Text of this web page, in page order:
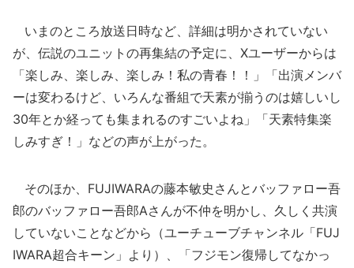
いまのところ放送日時など、詳細は明かされていない
が、伝説のユニットの再集結の予定に、Xユーザーからは
「楽しみ、楽しみ、楽しみ！私の青春！！」「出演メンバ
ーは変わるけど、いろんな番組で天素が揃うのは嬉しいし
30年とか経っても集まれるのすごいよね」「天素特集楽
しみすぎ！」などの声が上がった。
そのほか、FUJIWARAの藤本敏史さんとバッファロー吾
郎のバッファロー吾郎Aさんが不仲を明かし、久しく共演
していないことなどから（ユーチューブチャンネル「FUJ
IWARA超合キーン」より）、「フジモン復帰してなかっ